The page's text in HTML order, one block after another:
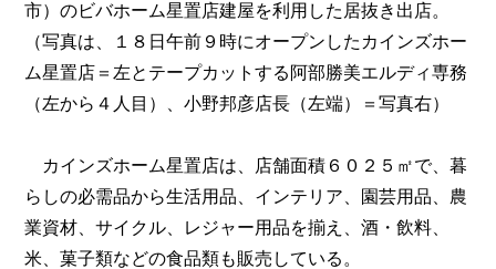
市）のビバホーム星置店建屋を利用した居抜き出店。
（写真は、１８日午前９時にオープンしたカインズホー
ム星置店＝左とテープカットする阿部勝美エルディ専務
（左から４人目）、小野邦彦店長（左端）＝写真右）
カインズホーム星置店は、店舗面積６０２５㎡で、暮
らしの必需品から生活用品、インテリア、園芸用品、農
業資材、サイクル、レジャー用品を揃え、酒・飲料、
米、菓子類などの食品類も販売している。